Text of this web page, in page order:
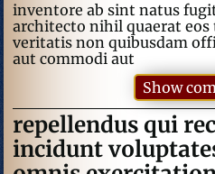
inventore ab sint natus
architecto nihil quaerat
veritatis non quibusdam
aut commodi aut
Show
repellendus qui
incidunt